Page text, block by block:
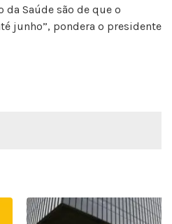
Saúde são de que o
junho”, pondera o presidente